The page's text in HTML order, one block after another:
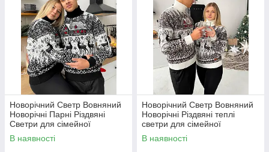
Новорічний Светр Вовняний
Новорічні Парні Різдвяні
Светри для сімейної
фотосесії Туреччина
В наявності
Новорічний Светр Вовняний
Новорічні Різдвяні теплі
светри для сімейної
фотосесії 4XL, 5XL
В наявності